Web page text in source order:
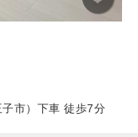
市）下車 徒歩7分